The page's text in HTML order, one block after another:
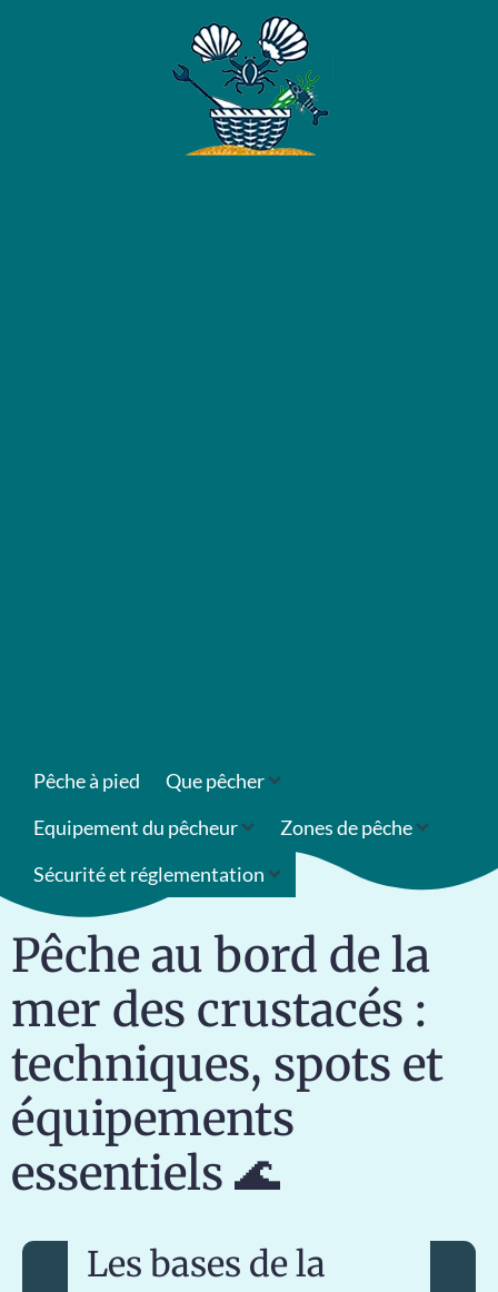
Pêche à pied
Que pêcher
Equipement du pêcheur
Zones de pêche
Sécurité et réglementation
Pêche au bord de la
mer des crustacés :
techniques, spots et
équipements
essentiels 🌊
Les bases de la